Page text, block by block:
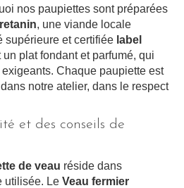
nos paupiettes sont préparées
, une viande locale
supérieure et certifiée label
plat fondant et parfumé, qui
Chaque paupiette est
notre atelier, dans le respect
et des conseils de
de veau réside dans
utilisée. Le Veau fermier